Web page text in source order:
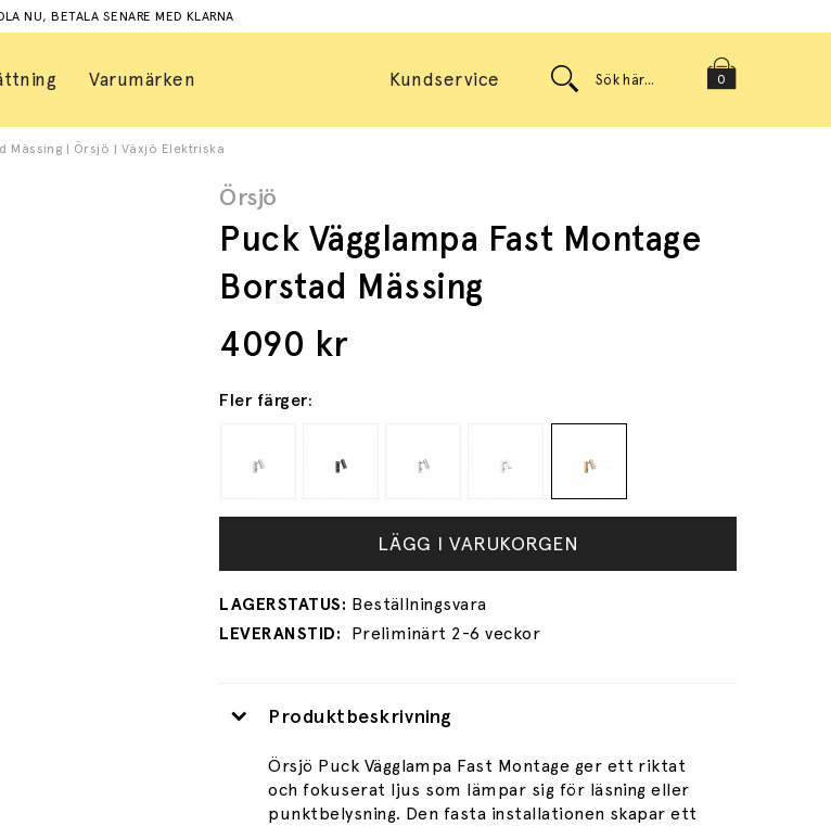
NU, BETALA SENARE MED KLARNA
Varumärken 0
Kundservice
Mässing | Örsjö | Växjö Elektriska
Örsjö
Puck Vägglampa Fast Montage
Borstad Mässing
4090 kr
Fler färger:
LÄGG I VARUKORGEN
Preliminärt 2-6 veckor
Produktbeskrivning
Örsjö Puck Vägglampa Fast Montage ger ett riktat
och fokuserat ljus som lämpar sig för läsning eller
punktbelysning. Den fasta installationen skapar ett